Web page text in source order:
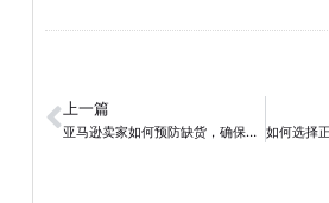
上一篇
亚马逊卖家如何预防缺货，确保销售持续？